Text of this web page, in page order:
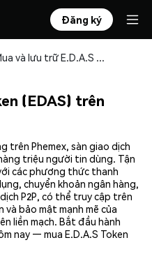
Đăng ký
Mua và lưu trữ E.D.A.S Token (EDAS) an toàn
(EDAS) trên
trên Phemex, sàn giao dịch
triệu người tin dùng. Tận
các phương thức thanh
chuyển khoản ngân hàng,
P2P, có thể truy cập trên
bảo mật mạnh mẽ của
liền mạch. Bắt đầu hành
nay — mua E.D.A.S Token